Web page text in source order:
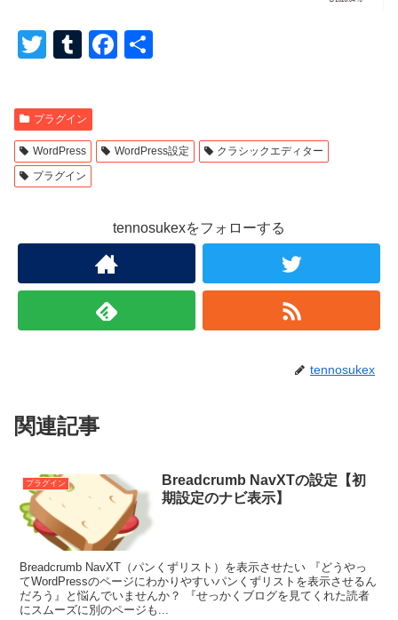
T
tt
er
T
m
bl
r
F
b
k
プラグイン
WordPress WordPress設定
クラシックエディター
プラグイン
tennosukexをフォローする
tennosukex
関連記事
プラグイン
Breadcrumb NavXTの設定【初
期設定のナビ表示】
Breadcrumb NavXT（パンくずリスト）を表示させたい 『どうやっ
てWordPressのページにわかりやすいパンくずリストを表示させるん
だろう』と悩んでいませんか？ 『せっかくブログを見てくれた読者
にスムーズに別のページも...